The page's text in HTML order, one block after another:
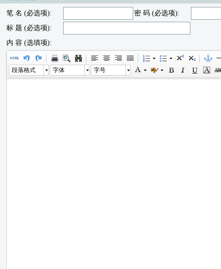
笔 名 (必选项):
密 码 (必选项):
标 题 (必选项):
内 容 (选填项):
段落格式 字体 字号